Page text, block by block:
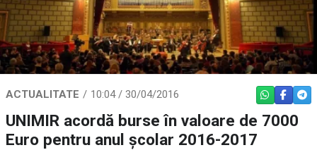
ACTUALITATE 10:04 / 30/04/2016 WHATSAPP
UNIMIR acordă burse în valoare de 7000
Euro pentru anul școlar 2016-2017